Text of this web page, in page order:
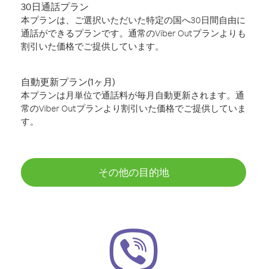
30日通話プラン
本プランは、ご選択いただいた特定の国へ30日間自由に
通話ができるプランです。通常のViber Outプランよりも
割引いた価格でご提供しています。
自動更新プラン(1ヶ月)
本プランは月単位で通話料が毎月自動更新されます。通
常のViber Outプランより割引いた価格でご提供していま
す。
その他の目的地